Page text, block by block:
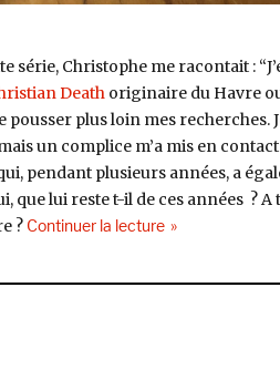
série, Christophe me racontait :
Deathoriginaire du Havre ou
pousser plus loin mes recherches.
un complice m’a mis en
pendant plusieurs années, a
que lui reste t-il de ces années ?
? Continuer la lecturede « Nos années